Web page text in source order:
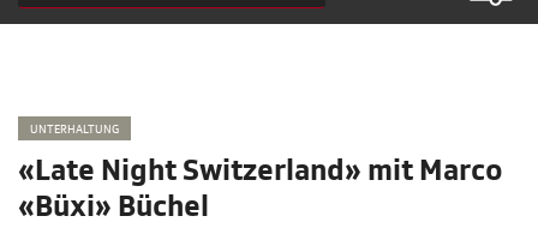
UNTERHALTUNG
«Late Night Switzerland» mit Marco
«Büxi» Büchel